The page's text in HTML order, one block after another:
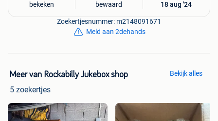
bekeken
bewaard
18 aug '24
Zoekertjesnummer: m2148091671
Meld aan 2dehands
Meer van Rockabilly Jukebox shop
5 zoekertjes
Bekijk alles